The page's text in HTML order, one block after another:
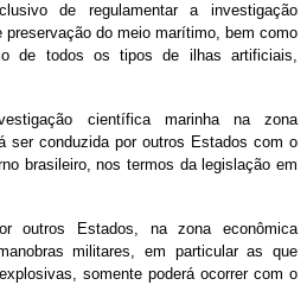
de regulamentar a investigação
do meio marítimo, bem como
de todos os tipos de ilhas artificiais,
científica marinha na zona
ser conduzida por outros Estados com o
brasileiro, nos termos da legislação em
outros Estados, na zona econômica
militares, em particular as que
somente poderá ocorrer com o